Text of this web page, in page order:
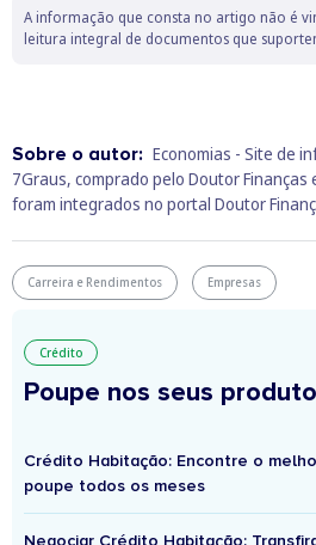
A informação que consta no artigo não é
leitura integral de documentos que
Sobre o autor: Economias - Site de
7Graus, comprado pelo Doutor Finanças
foram integrados no portal Doutor
Carreira e Rendimentos Empresas
Crédito
Poupe nos seus
Crédito Habitação: Encontre o
poupe todos os meses